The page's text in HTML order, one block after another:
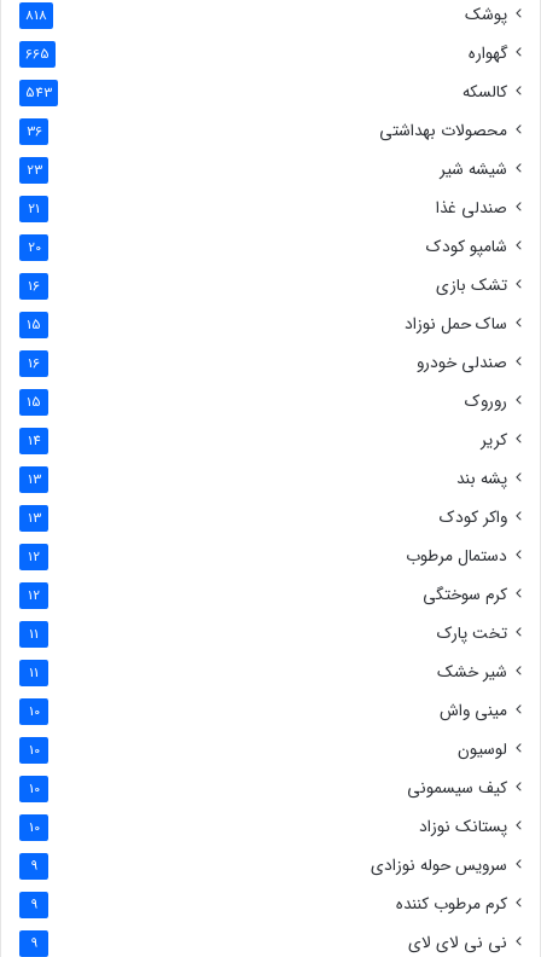
پوشک 818
گهواره 665
کالسکه 543
محصولات بهداشتی 36
شیشه شیر 23
صندلی غذا 21
شامپو کودک 20
تشک بازی 16
ساک حمل نوزاد 15
صندلی خودرو 16
روروک 15
کریر 14
پشه بند 13
واکر کودک 13
دستمال مرطوب 12
کرم سوختگی 12
تخت پارک 11
شیر خشک 11
مینی واش 10
لوسیون 10
کیف سیسمونی 10
پستانک نوزاد 10
سرویس حوله نوزادی 9
کرم مرطوب کننده 9
نی نی لای لای 9